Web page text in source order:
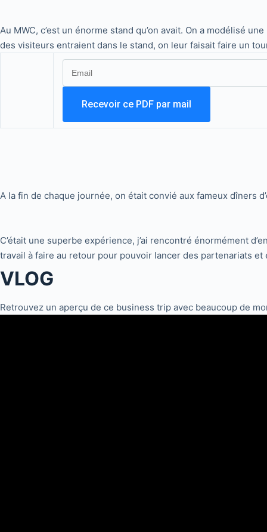
Au MWC, c’est un énorme stand qu’on avait. On a modélisé
des visiteurs entraient dans le stand, on leur faisait faire un
A la fin de chaque journée, on était convié aux fameux dîners
C’était une superbe expérience, j’ai rencontré énormément
travail à faire au retour pour pouvoir lancer des partenariats
VLOG
Retrouvez un aperçu de ce business trip avec beaucoup de